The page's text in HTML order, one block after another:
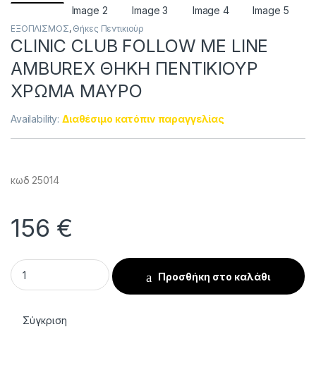
ΕΞΟΠΛΙΣΜΟΣ, Θήκες Πεντικιούρ
CLINIC CLUB FOLLOW ME LINE
AMBUREX ΘΗΚΗ ΠΕΝΤΙΚΙΟΥΡ
ΧΡΩΜΑ ΜΑΥΡΟ
Availability:Διαθέσιμο κατόπιν παραγγελίας
κωδ 25014
156 €
CLINIC CLUB FOLLOW ME LINE AMBUREX ΘΗΚΗ
Προσθήκη στο καλάθι
Σύγκριση